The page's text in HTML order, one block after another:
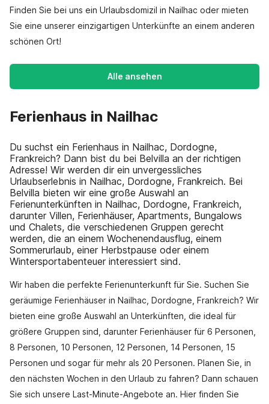
Finden Sie bei uns ein Urlaubsdomizil in Nailhac oder mieten
Sie eine unserer einzigartigen Unterkünfte an einem anderen
schönen Ort!
Alle ansehen
Ferienhaus in Nailhac
Du suchst ein Ferienhaus in Nailhac, Dordogne,
Frankreich? Dann bist du bei Belvilla an der richtigen
Adresse! Wir werden dir ein unvergessliches
Urlaubserlebnis in Nailhac, Dordogne, Frankreich. Bei
Belvilla bieten wir eine große Auswahl an
Ferienunterkünften in Nailhac, Dordogne, Frankreich,
darunter Villen, Ferienhäuser, Apartments, Bungalows
und Chalets, die verschiedenen Gruppen gerecht
werden, die an einem Wochenendausflug, einem
Sommerurlaub, einer Herbstpause oder einem
Wintersportabenteuer interessiert sind.
Wir haben die perfekte Ferienunterkunft für Sie. Suchen Sie
geräumige Ferienhäuser in Nailhac, Dordogne, Frankreich? Wir
bieten eine große Auswahl an Unterkünften, die ideal für
größere Gruppen sind, darunter Ferienhäuser für 6 Personen,
8 Personen, 10 Personen, 12 Personen, 14 Personen, 15
Personen und sogar für mehr als 20 Personen. Planen Sie, in
den nächsten Wochen in den Urlaub zu fahren? Dann schauen
Sie sich unsere Last-Minute-Angebote an. Hier finden Sie